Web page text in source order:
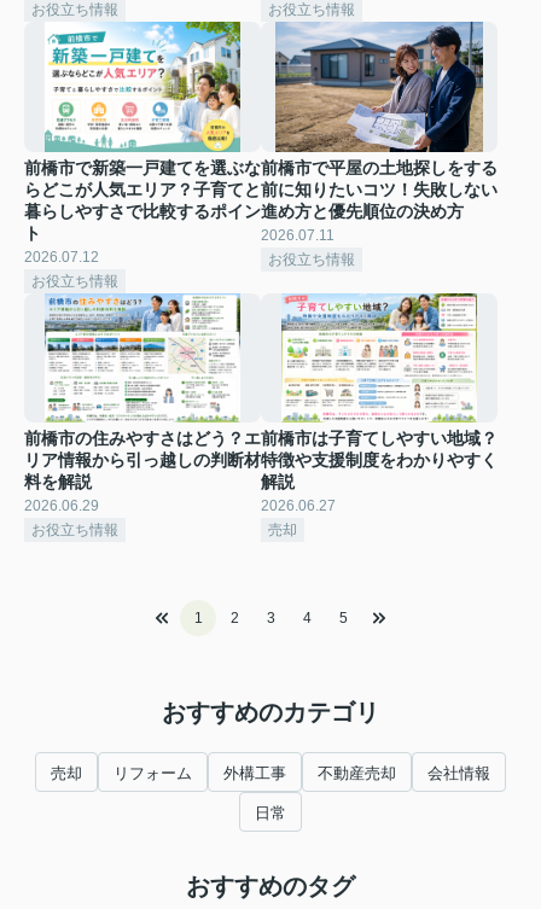
お役立ち情報 お役立ち情報
前橋市で新築一戸建てを選ぶな
らどこが人気エリア？子育てと
暮らしやすさで比較するポイン
ト
2026.07.12
お役立ち情報
前橋市で平屋の土地探しをする
前に知りたいコツ！失敗しない
進め方と優先順位の決め方
2026.07.11
お役立ち情報
前橋市の住みやすさはどう？エ
リア情報から引っ越しの判断材
料を解説
2026.06.29
お役立ち情報
前橋市は子育てしやすい地域？
特徴や支援制度をわかりやすく
解説
2026.06.27
売却
1 2 3 4 5
おすすめのカテゴリ
売却 リフォーム 外構工事 不動産売却 会社情報
日常
おすすめのタグ